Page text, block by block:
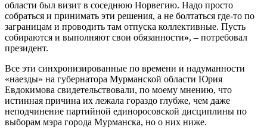
области был визит в соседнюю Норвегию. Надо просто
собраться и принимать эти решения, а не болтаться где-то по
заграницам и проводить там отпуска коллективные. Пусть
собираются и выполняют свои обязанности», – потребовал
президент.
Все эти синхронизированные по времени и надуманности
«наезды» на губернатора Мурманской области Юрия
Евдокимова свидетельствовали, по моему мнению, что
истинная причина их лежала гораздо глубже, чем даже
неподчинение партийной единоросовской дисциплины по
выборам мэра города Мурманска, но о них ниже.